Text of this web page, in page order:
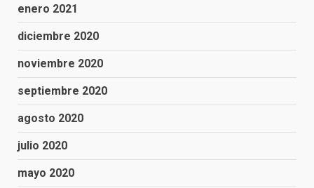
enero 2021
diciembre 2020
noviembre 2020
septiembre 2020
agosto 2020
julio 2020
mayo 2020